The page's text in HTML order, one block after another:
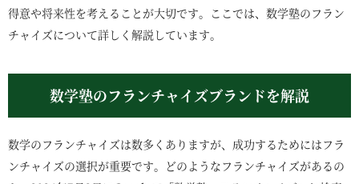
得意や将来性を考えることが大切です。ここでは、数学塾のフラン
チャイズについて詳しく解説しています。
数学塾のフランチャイズブランドを解説
数学のフランチャイズは数多くありますが、成功するためにはフラ
ンチャイズの選択が重要です。どのようなフランチャイズがあるの